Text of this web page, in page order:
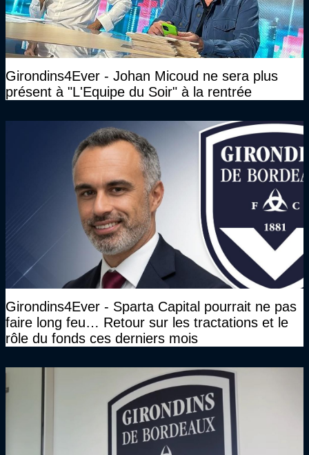
Girondins4Ever - Johan Micoud ne sera plus
présent à "L'Equipe du Soir" à la rentrée
Girondins4Ever - Sparta Capital pourrait ne pas
faire long feu… Retour sur les tractations et le
rôle du fonds ces derniers mois